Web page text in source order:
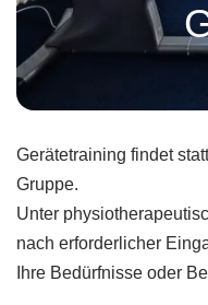
Gerätetraining findet
Gruppe.
Unter
nach erforderlicher
Ihre Bedürfnisse oder